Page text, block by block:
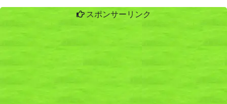
スポンサーリンク